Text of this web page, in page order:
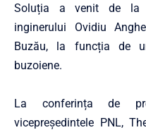
Soluția a venit de la
inginerului Ovidiu
Buzău, la funcția de
buzoiene.
La conferința de
vicepreședintele PNL,